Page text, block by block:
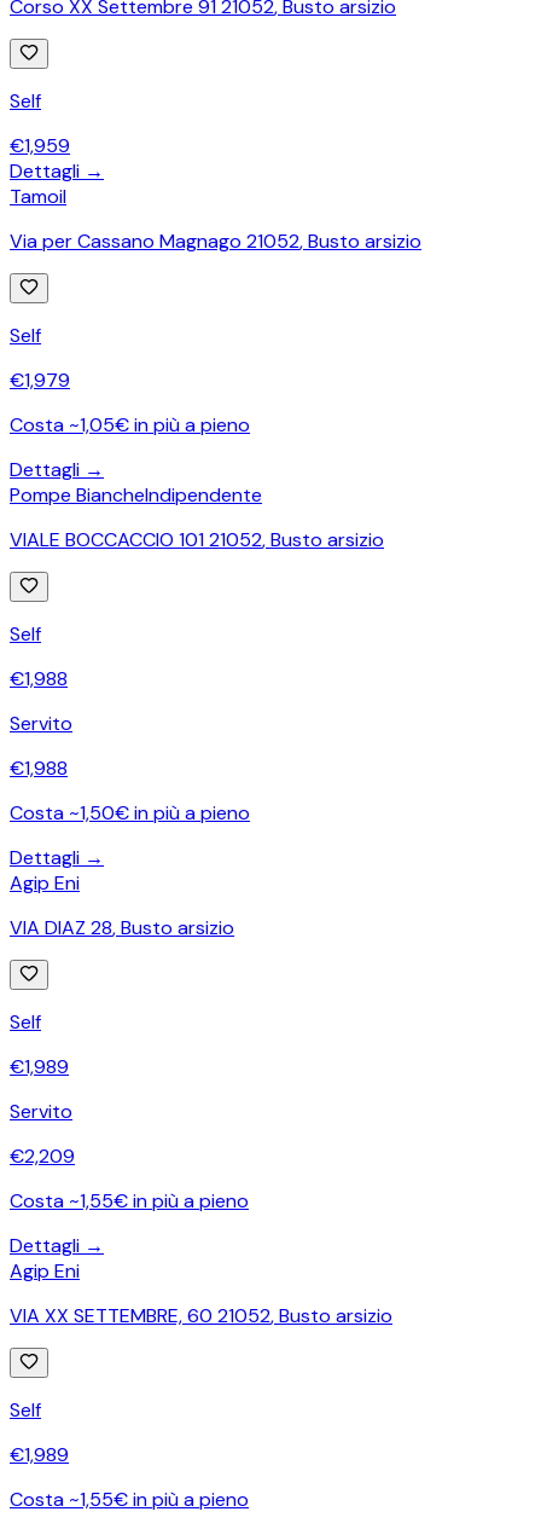
Corso XX Settembre 91 21052,Busto arsizio
Self
€1,959
Dettagli →
Tamoil
Via per Cassano Magnago 21052,Busto arsizio
Self
€1,979
Costa ~1,05€ in più a pieno
Dettagli →
Pompe BiancheIndipendente
VIALE BOCCACCIO 101 21052,Busto arsizio
Self
€1,988
Servito
€1,988
Costa ~1,50€ in più a pieno
Dettagli →
Agip Eni
VIA DIAZ 28,Busto arsizio
Self
€1,989
Servito
€2,209
Costa ~1,55€ in più a pieno
Dettagli →
Agip Eni
VIA XX SETTEMBRE, 60 21052,Busto arsizio
Self
€1,989
Costa ~1,55€ in più a pieno